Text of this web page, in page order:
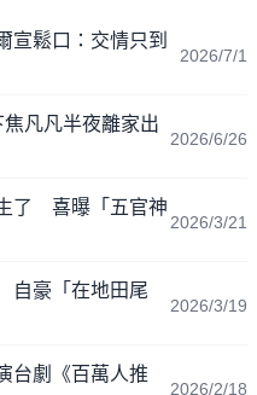
鬆口：交情只到
2026/7/1
凡凡半夜離家出
2026/6/26
了 喜曝「五官神
2026/3/21
自豪「在地田尾
2026/3/19
台劇《百萬人推
2026/2/18